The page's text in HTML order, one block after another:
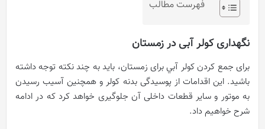
فهرست مطالب
نگهداری کولر آبی در زمستان
برای جمع کردن کولر آبي برای زمستان، باید به چند نکته توجه داشته
باشید. این اقدامات از پوسیدگی بدنه کولر و همچنین آسیب رسیدن
به موتور و سایر قطعات داخلی آن جلوگیری خواهد کرد که در ادامه
شرح خواهیم داد.